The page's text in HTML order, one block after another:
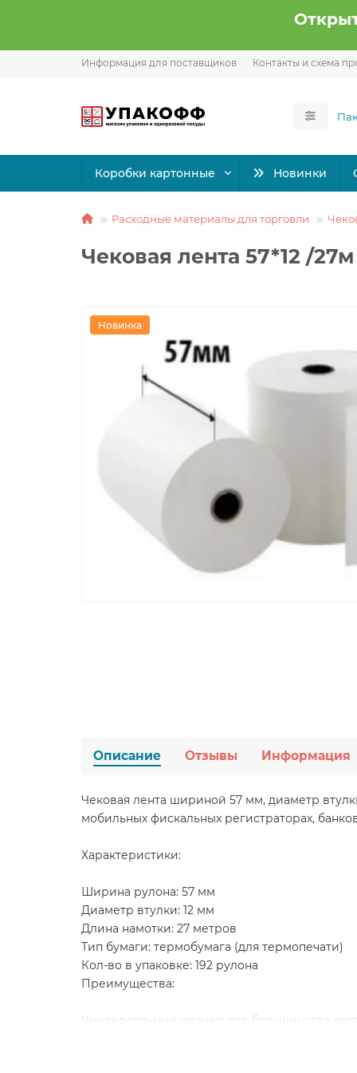
Информация для поставщиков Контакты и схема
Коробки картонные Новинки
Расходные материалы для торговли
Чековая лента 57*12 /27м
Новинка
Описание Отзывы Информация
Чековая лента шириной 57 мм, диаметр
мобильных фискальных регистраторах,
Характеристики:
Ширина рулона: 57 мм
Диаметр втулки: 12 мм
Длина намотки: 27 метров
Тип бумаги: термобумага (для термопечати)
Кол-во в упаковке: 192 рулона
Преимущества:
Универсальный размер для большинства